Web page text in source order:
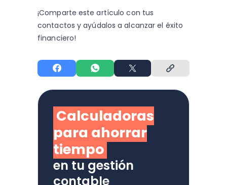
¡Comparte este artículo con tus
contactos y ayúdalos a alcanzar el éxito
financiero!
Calculadoras
para ahorrar
tiempo
en tu gestión
contable